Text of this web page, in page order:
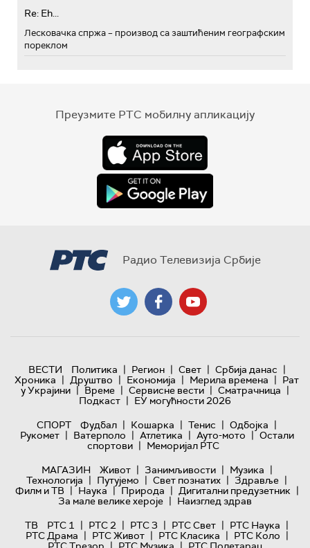
Re: Eh...
Лесковачка спржа – производ са заштићеним географским
пореклом
Преузмите РТС мобилну апликацију
Радио Телевизија Србије
ВЕСТИ Политика | Регион | Свет | Србија данас |
Хроника | Друштво | Економија | Мерила времена | Рат
у Украјини | Време | Сервисне вести | Сматрачница |
Подкаст | ЕУ могућности 2026
СПОРТ
Фудбал | Кошарка | Тенис | Одбојка |
Рукомет | Ватерполо | Атлетика | Ауто-мото | Остали
спортови | Меморијал РТС
МАГАЗИН
Живот | Занимљивости | Музика |
Технологијa | Путујемо | Свет познатих | Здравље |
Филм и ТВ | Наука | Природа | Дигитални предузетник |
За мале велике хероје | Наизглед здрав
ТВ
РТС 1 | РТС 2 | РТС 3 | РТС Свет | РТС Наука |
РТС Драма | РТС Живот | РТС Класика | РТС Коло |